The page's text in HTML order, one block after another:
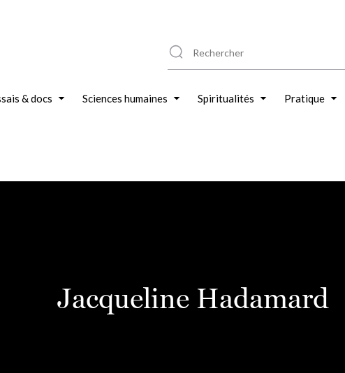
& docs Sciences humaines Spiritualités Pratique
Jacqueline Hadamard